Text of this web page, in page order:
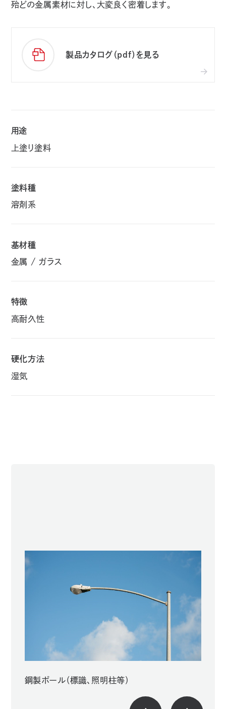
殆どの金属素材に対し、大変良く密着します。
製品カタログ（pdf）を見る
用途
上塗り塗料
塗料種
溶剤系
基材種
金属 ガラス
特徴
高耐久性
硬化方法
湿気
鋼製ポール（標識、照明柱等）